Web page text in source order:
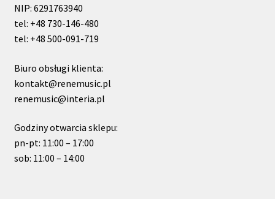
NIP: 6291763940
tel: +48 730-146-480
tel: +48 500-091-719
Biuro obsługi klienta:
kontakt@renemusic.pl
renemusic@interia.pl
Godziny otwarcia sklepu:
pn-pt: 11:00 – 17:00
sob: 11:00 – 14:00